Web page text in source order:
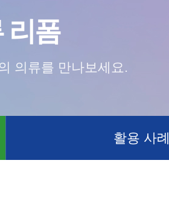
리폼
의류를 만나보세요.
활용 사례